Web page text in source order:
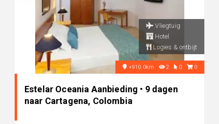
Vliegtuig
Hotel
Logies & ontbijt
+910.0km 2 0 0
Estelar Oceania Aanbieding • 9 dagen
naar Cartagena, Colombia